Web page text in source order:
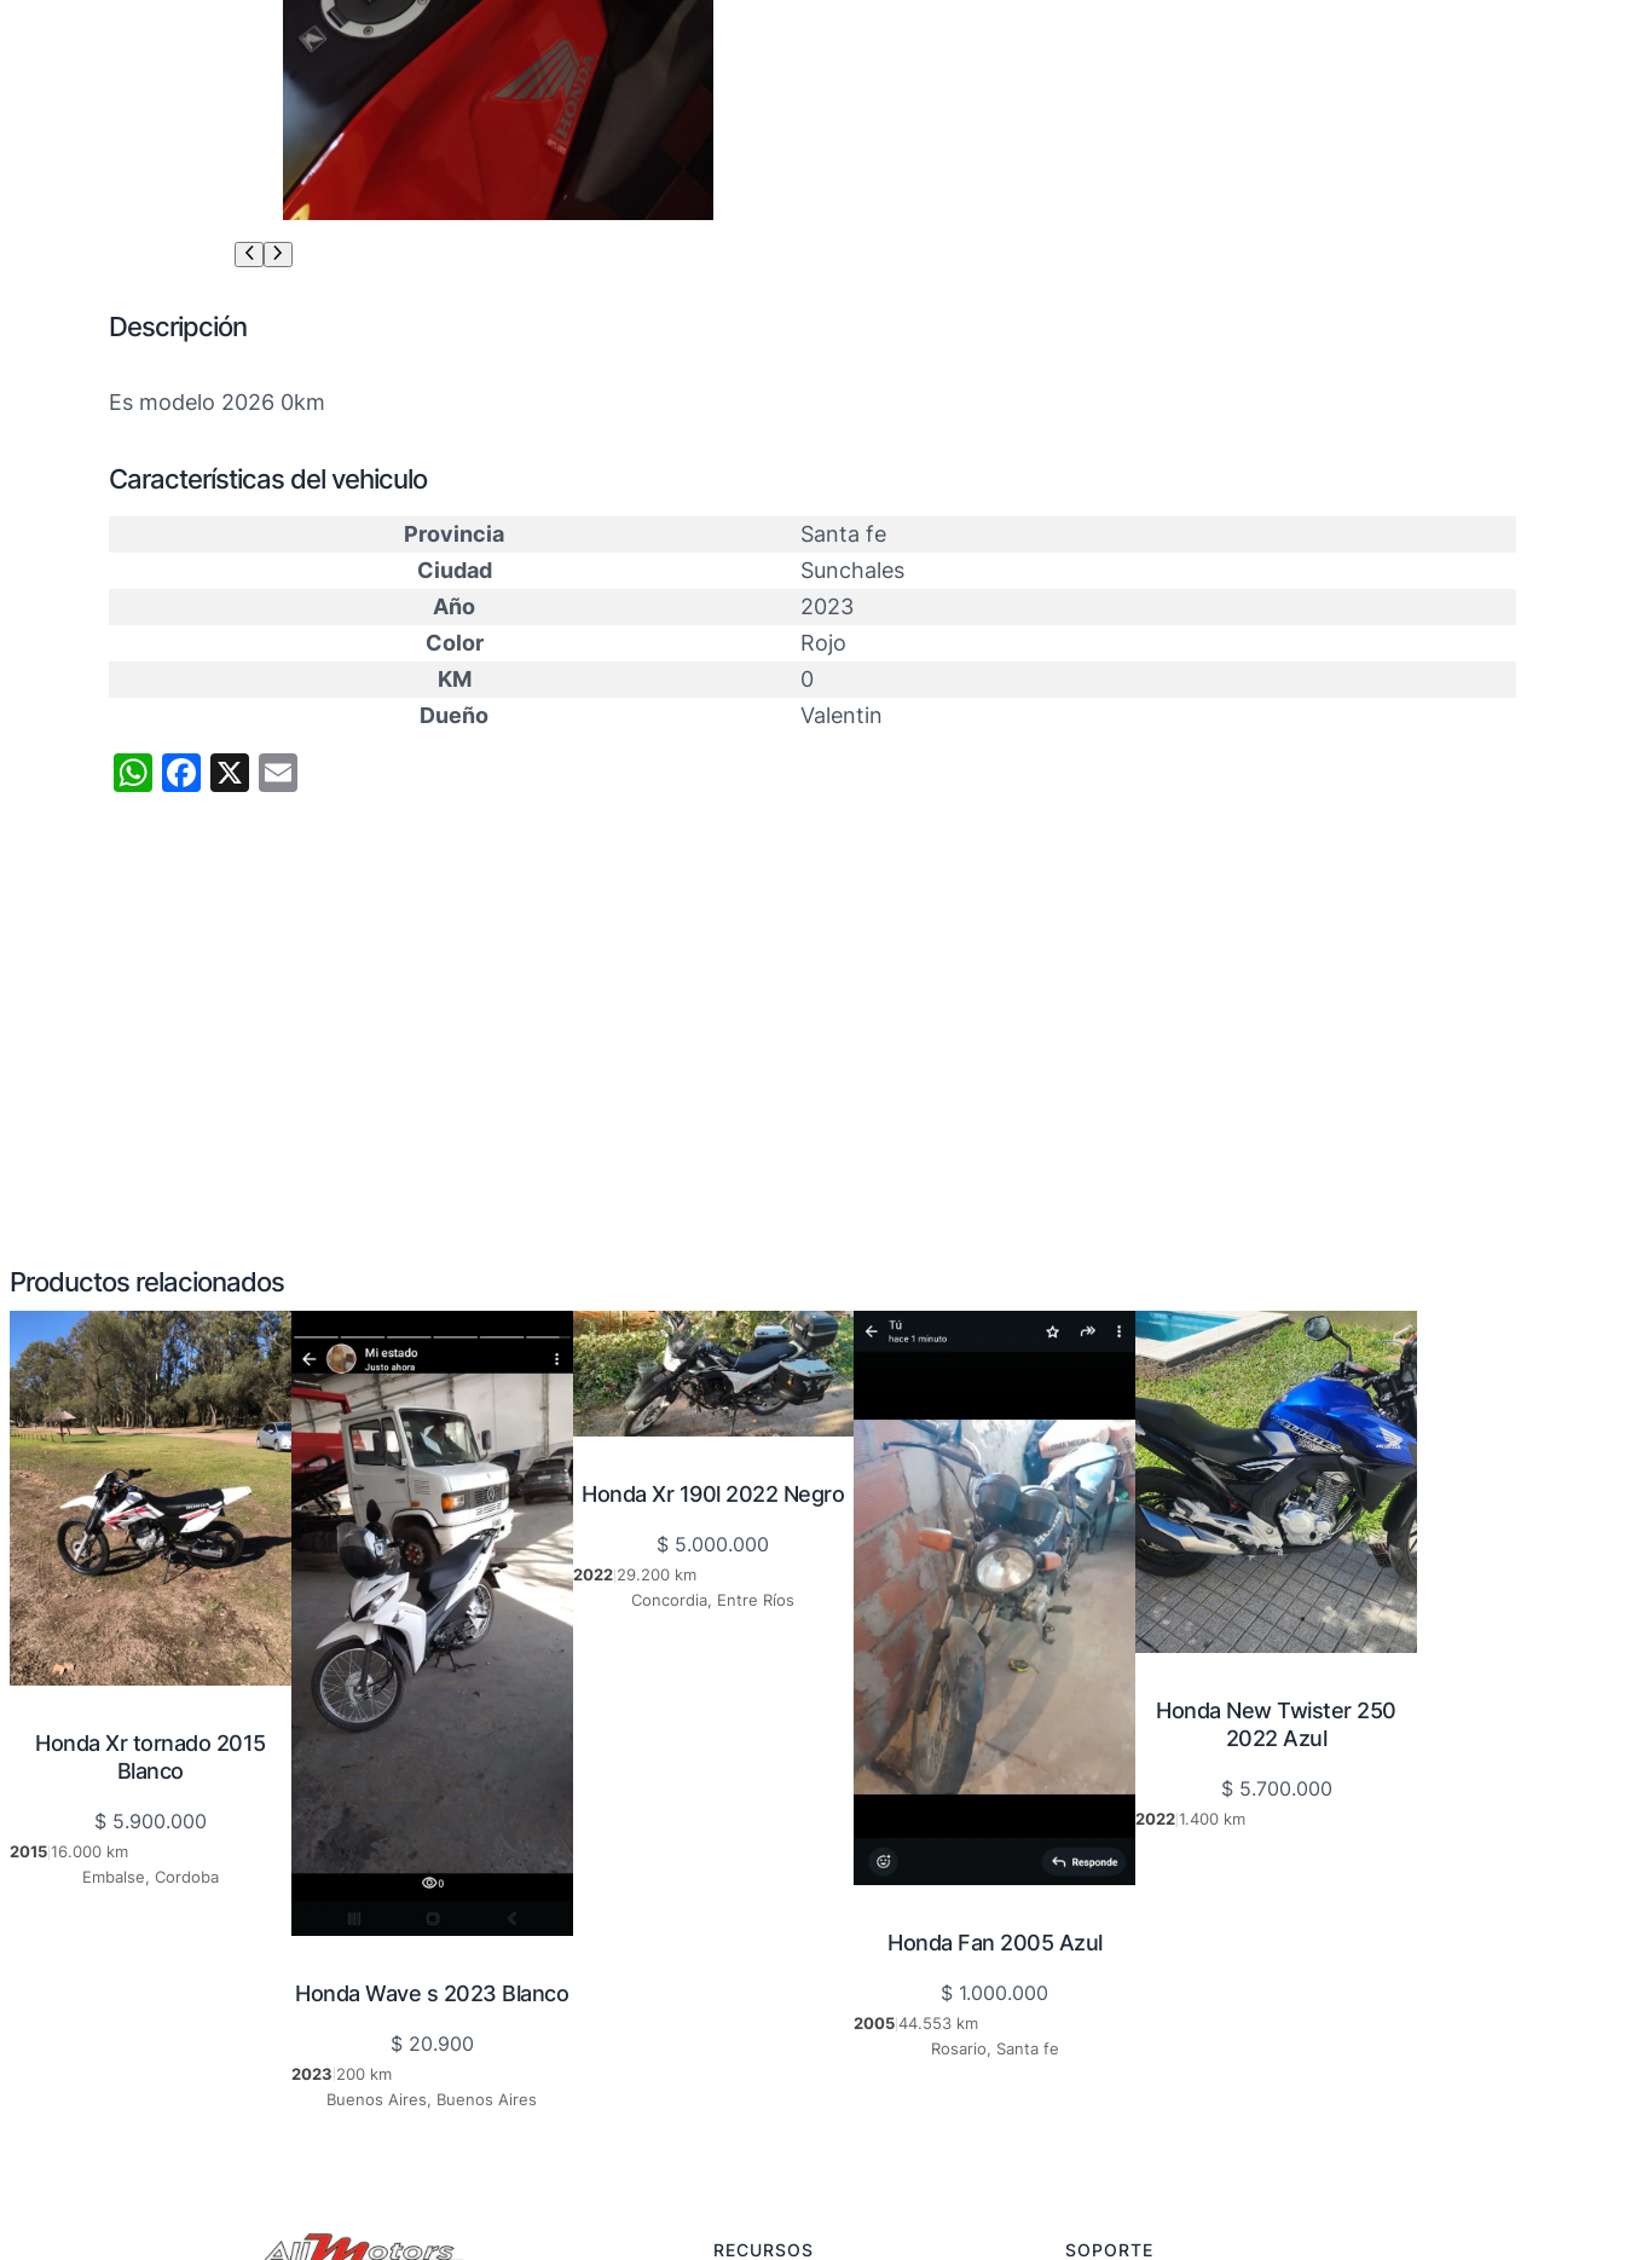
Descripción
Es modelo 2026 0km
Características del vehiculo
Provincia
Santa fe
Ciudad
Sunchales
Año
2023
Color
Rojo
KM
0
Dueño
Valentin
WhatsApp
Facebook
X
Productos relacionados
Honda Xr tornado 2015
Blanco
$5.900.000
201516.000 km
Embalse, Cordoba
Honda Wave s 2023 Blanco
$20.900
2023 200 km
Buenos Aires, Buenos Aires
Honda Xr 190l 2022 Negro
$ 5.000.000
2022| 29.200 km
Concordia, Entre Ríos
Honda Fan 2005 Azul
$ 1.000.000
2005 |44.553 km
Rosario, Santa fe
Honda New Twister 250
2022 Azul
$5.700.000
2022 |1.400 km
RECURSOS SOPORTE